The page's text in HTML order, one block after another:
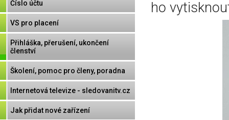
Číslo účtu
VS pro placení
Přihláška, přerušení, ukončení
členství
Školení, pomoc pro členy, poradna
Internetová televize - sledovanitv.cz
Jak přidat nové zařízení
ho